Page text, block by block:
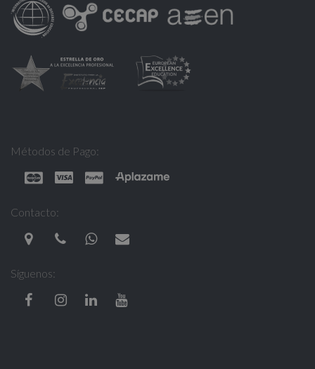
Métodos de Pago:
Contacto:
Síguenos: